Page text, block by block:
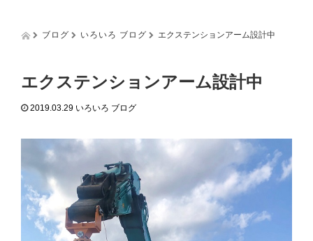
t
o
ブログ いろいろ ブログ エクステンションアーム設計中
エクステンションアーム設計中
2019.03.29 いろいろ ブログ